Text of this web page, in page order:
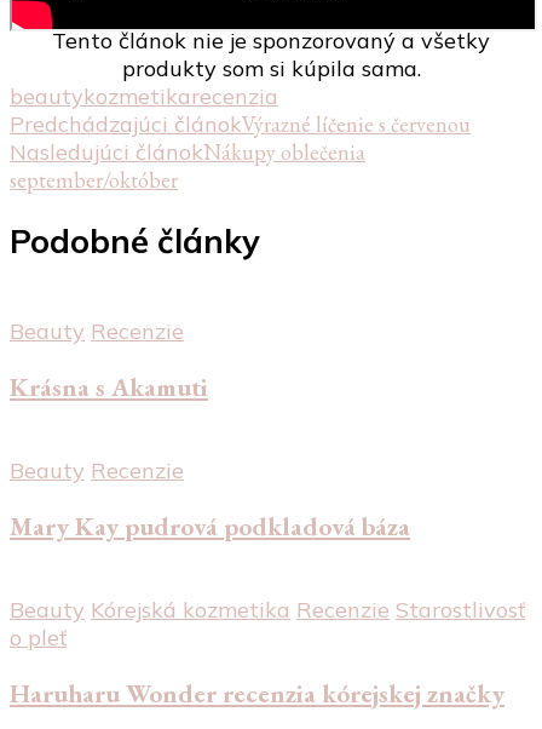
Tento článok nie je sponzorovaný a všetky
produkty som si kúpila sama.
beautykozmetikarecenzia
Navigácia
v
Predchádzajúci článokVýrazné líčenie s červenou
Nasledujúci článokNákupy oblečenia
september/október
Podobné články
Beauty Recenzie
Krásna s Akamuti
Beauty Recenzie
Mary Kay pudrová podkladová báza
Beauty Kórejská kozmetika Recenzie Starostlivosť
o pleť
Haruharu Wonder recenzia kórejskej značky